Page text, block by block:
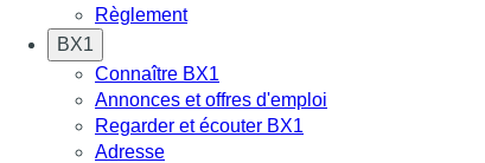
Règlement
BX1
Connaître BX1
Annonces et offres d'emploi
Regarder et écouter BX1
Adresse